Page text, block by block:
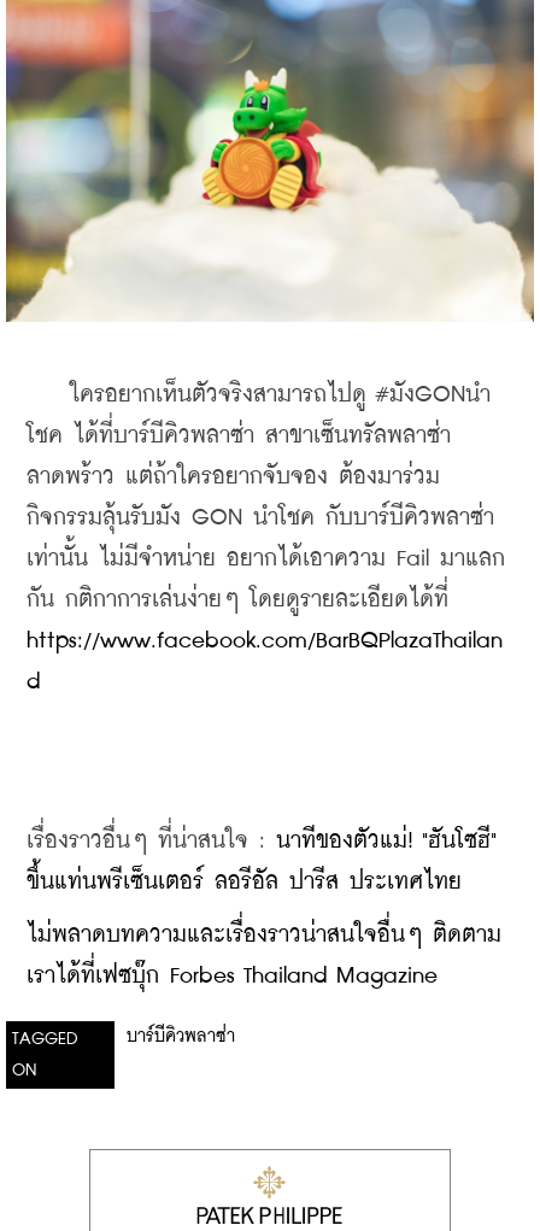
ใครอยากเห็นตัวจริงสามารถไปดู #มังGONนำ
โชค ได้ที่บาร์บีคิวพลาซ่า สาขาเซ็นทรัลพลาซ่า
ลาดพร้าว แต่ถ้าใครอยากจับจอง ต้องมาร่วม
กิจกรรมลุ้นรับมัง GON นำโชค กับบาร์บีคิวพลาซ่า
เท่านั้น ไม่มีจำหน่าย อยากได้เอาความ Fail มาแลก
https://www.facebook.com/BarBQPlazaThailan
d
เรื่องราวอื่นๆ ที่น่าสนใจ : นาทีของตัวแม่! "ฮันโซฮี"
ขึ้นแท่นพรีเซ็นเตอร์ ลอรีอัล ปารีส ประเทศไทย
ไม่พลาดบทความและเรื่องราวน่าสนใจอื่นๆ ติดตาม
เราได้ที่เฟซบุ๊ก Forbes Thailand Magazine
TAGGED
ON
บาร์บีคิวพลาซ่า